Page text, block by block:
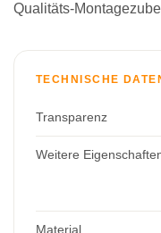
Qualitäts-
TECHNISCHE
Transparenz
Weitere
Material